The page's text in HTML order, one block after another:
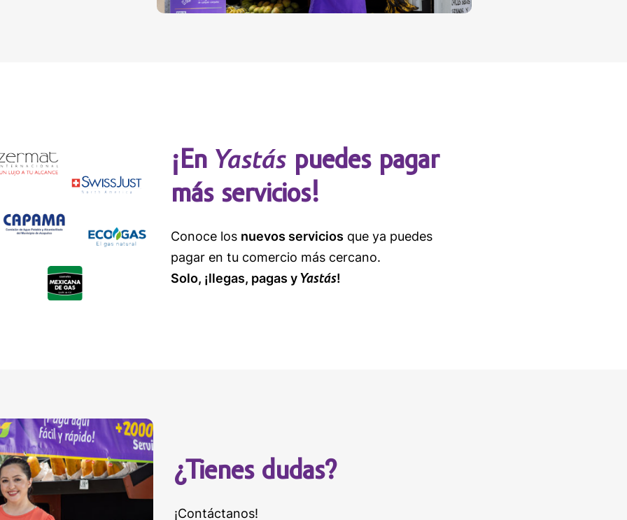
¡En Yastáspuedes pagar
más servicios!
Conoce los nuevos servicios que ya puedes
pagar en tu comercio más cercano.
Solo, ¡llegas, pagas yYastás!
¿Tienes dudas?
¡Contáctanos!